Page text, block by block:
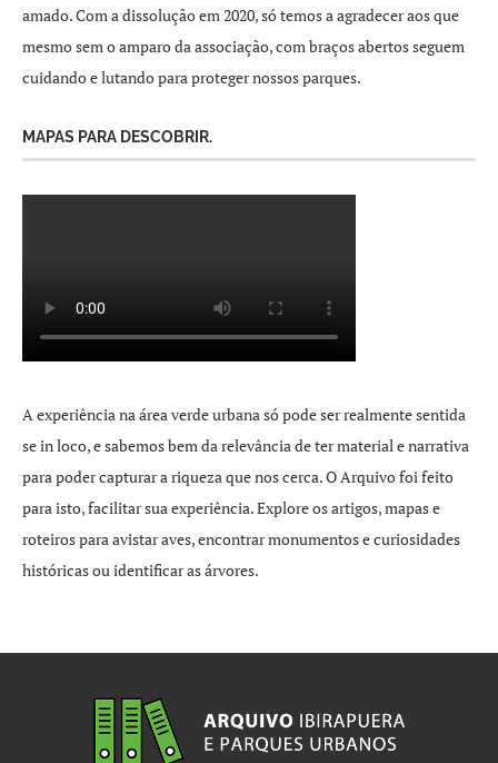
amado. Com a dissolução em 2020, só temos a agradecer aos que
mesmo sem o amparo da associação, com braços abertos seguem
cuidando e lutando para proteger nossos parques.
MAPAS PARA DESCOBRIR.
A experiência na área verde urbana só pode ser realmente sentida
se in loco, e sabemos bem da relevância de ter material e narrativa
para poder capturar a riqueza que nos cerca. O Arquivo foi feito
para isto, facilitar sua experiência. Explore os artigos, mapas e
roteiros para avistar aves, encontrar monumentos e curiosidades
históricas ou identificar as árvores.